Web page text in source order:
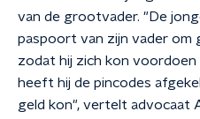
van de grootvader. "De
paspoort van zijn vader om
zodat hij zich kon voordoen
heeft hij de pincodes
geld kon", vertelt advocaat